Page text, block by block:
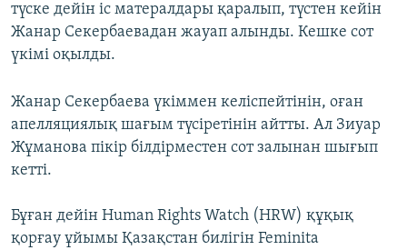
түске дейін іс матералдары қаралып, түстен кейін
Жанар Секербаевадан жауап алынды. Кешке сот
үкімі оқылды.
Жанар Секербаева үкіммен келіспейтінін, оған
апелляциялық шағым түсіретінін айтты. Ал Зиуар
Жұманова пікір білдірместен сот залынан шығып
кетті.
Бұған дейін Human Rights Watch (HRW) құқық
қорғау ұйымы Қазақстан билігін Feminita